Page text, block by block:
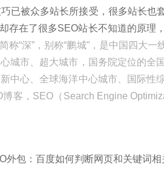
已被众多站长所接受，很多站长也
存在了很多SEO站长不知道的原理
简称“深”，别称“鹏城”，是中国四大
城市、超大城市，国务院定位的全
中心、全球海洋中心城市、国际性
博客，SEO（Search Engine